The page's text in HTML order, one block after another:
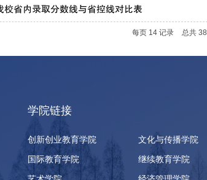
省内录取分数线与省控线对比表
每页 14 记录 总共 38
学院链接
创新创业教育学院 文化与传播学院
国际教育学院 继续教育学院